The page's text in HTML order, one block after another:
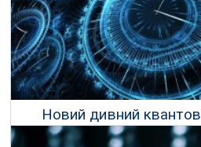
Новий дивний
підозріло схожий на